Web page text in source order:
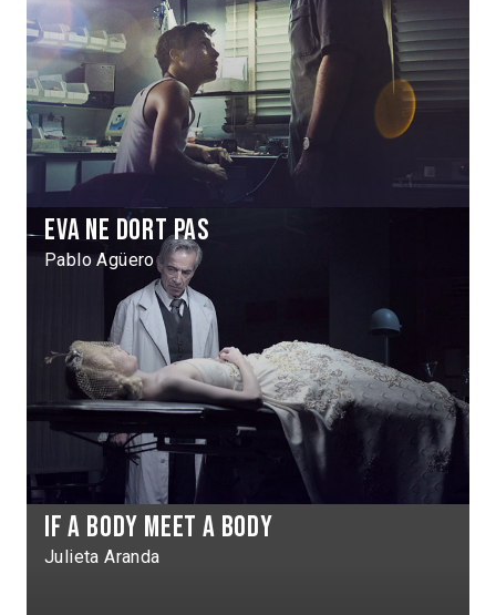
Eva ne dort pas
Pablo Agüero
If a body meet a body
Julieta Aranda